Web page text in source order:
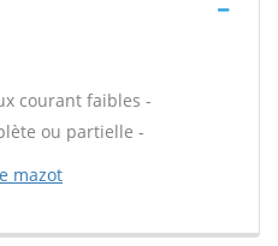
courant faibles -
ou partielle -
mazot